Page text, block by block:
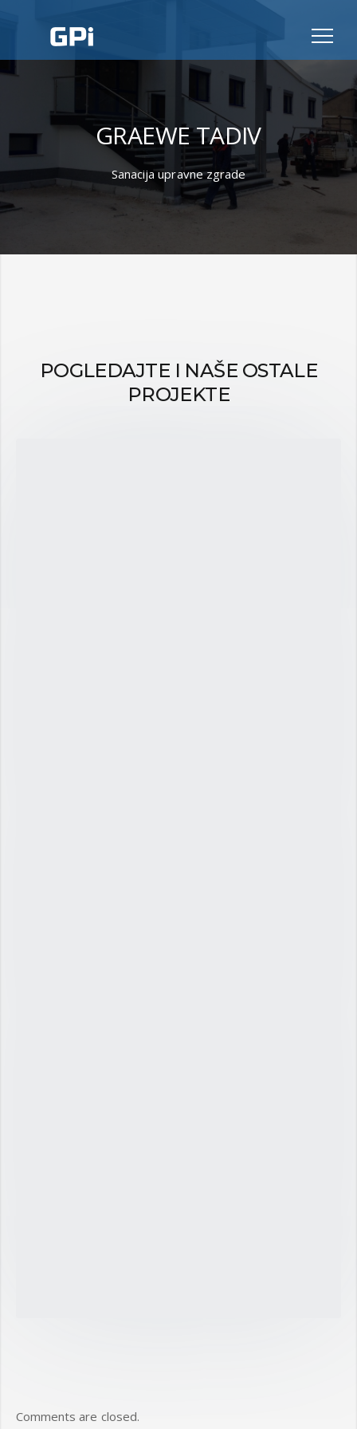
GRAEWE TADIV
Sanacija upravne zgrade
POGLEDAJTE I NAŠE OSTALE
PROJEKTE
Comments are closed.